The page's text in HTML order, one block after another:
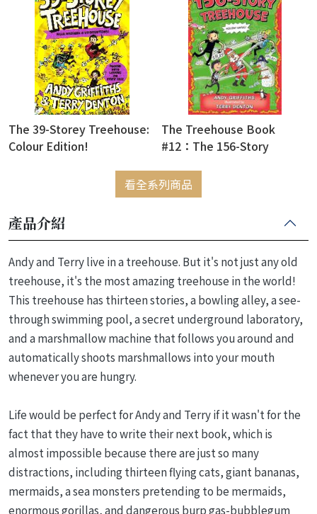
The 39-Storey Treehouse:
Colour Edition!
The Treehouse Book
#12：The 156-Story
看全系列商品
產品介紹
Andy and Terry live in a treehouse. But it's not just any old
treehouse, it's the most amazing treehouse in the world!
This treehouse has thirteen stories, a bowling alley, a see-
through swimming pool, a secret underground laboratory,
and a marshmallow machine that follows you around and
automatically shoots marshmallows into your mouth
whenever you are hungry.
Life would be perfect for Andy and Terry if it wasn't for the
fact that they have to write their next book, which is
almost impossible because there are just so many
distractions, including thirteen flying cats, giant bananas,
mermaids, a sea monsters pretending to be mermaids,
enormous gorillas, and dangerous burp gas-bubblegum